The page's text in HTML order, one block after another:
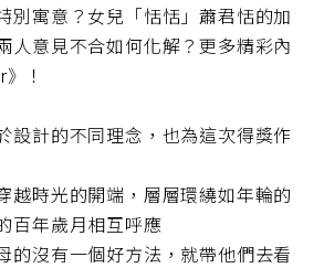
別寓意？女兒「恬恬」蕭君恬的加
人意見不合如何化解？更多精彩內
！
設計的不同理念，也為這次得獎作
越時光的開端，層層環繞如年輪的
百年歲月相互呼應
的沒有一個好方法，就帶他們去看